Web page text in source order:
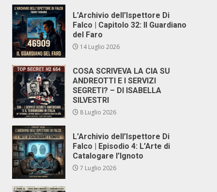
L’Archivio dell’Ispettore Di
Falco | Capitolo 32: Il Guardiano
del Faro
14 Luglio 2026
COSA SCRIVEVA LA CIA SU
ANDREOTTI E I SERVIZI
SEGRETI? – DI ISABELLA
SILVESTRI
8 Luglio 2026
L’Archivio dell’Ispettore Di
Falco | Episodio 4: L’Arte di
Catalogare l’Ignoto
7 Luglio 2026